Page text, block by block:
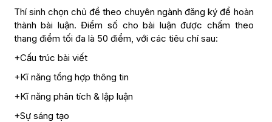
Thí sinh chọn chủ đề theo chuyên ngành đăng ký để hoàn
thành bài luận. Điểm số cho bài luận được chấm theo
thang điểm tối đa là 50 điểm, với các tiêu chí sau:
+Cấu trúc bài viết
+Kĩ năng tổng hợp thông tin
+Kĩ năng phân tích & lập luận
+Sự sáng tạo